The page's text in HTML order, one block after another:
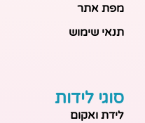
מפת אתר
תנאי שימוש
סוגי לידות
לידת ואקום